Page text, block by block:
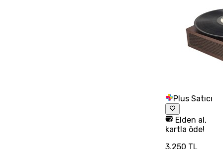
Plus Satıcı
Elden al,
kartla öde!
3.250 TL